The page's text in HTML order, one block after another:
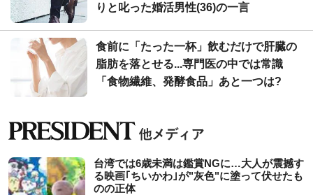
りと叱った婚活男性(36)の一言
食前に「たった一杯」飲むだけで肝臓の
脂肪を落とせる...専門医の中では常識
「食物繊維、発酵食品」あと一つは?
台湾では6歳未満は鑑賞NGに…大人が震撼す
る映画｢ちいかわ｣が"灰色"に塗って伏せたも
のの正体